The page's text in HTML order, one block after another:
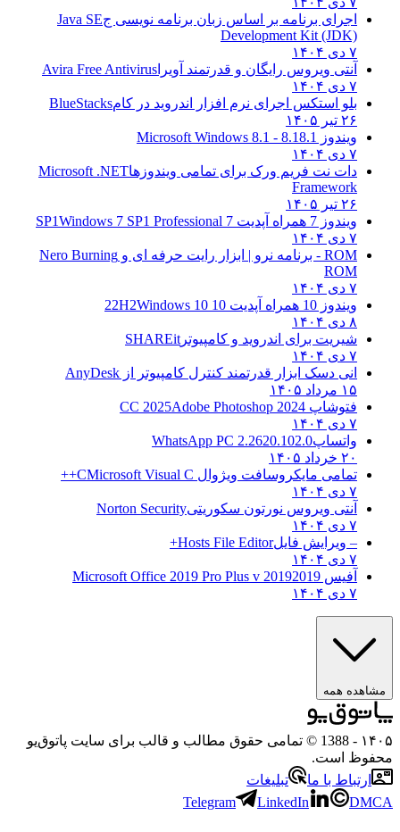
اجرای برنامه بر اساس زبان برنامه نویسی جJava SE
Development Kit (JDK)
آنتی ویروس رایگان و قدرتمند آویرا Avira Free Antivirus
بلو استکس اجرای نرم افزار اندروید در کام BlueStacks
ویندوز 8.18.1 - Microsoft Windows 8.1
دات نت فریم ورک برای تمامی ویندوزهاMicrosoft .NET
Framework
ویندوز 7 همراه آپدیت 7 SP1
Windows 7 SP1 Professional
ROM - برنامه نرو | ابزار رایت حرفه ای و
Nero Burning
ROM
ویندوز 10 همراه آپدیت 10 22H2
Windows 10
شیریت برای اندروید و کامپیوترSHAREit
انی دسک ابزار قدرتمند کنترل کامپیوتر ازAnyDesk
فتوشاپ CC 2025Adobe Photoshop 2024
واتساپWhatsApp PC 2.2620.102.0
تمامی مایکروسافت ویژوال C Microsoft Visual C++
آنتی ویروس نورتون سکوریتیNorton Security
– ویرایش فایل Hosts File Editor+
آفیس 20192019 Microsoft Office 2019 Pro Plus v
همه
- 1388 © تمامی حقوق مطالب و قالب برای سایت پاتوق‌یو
است.
ارتباط با ما
تبلیغات
Telegram
LinkedIn